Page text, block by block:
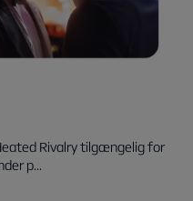
Rivalry tilgængelig for
p...